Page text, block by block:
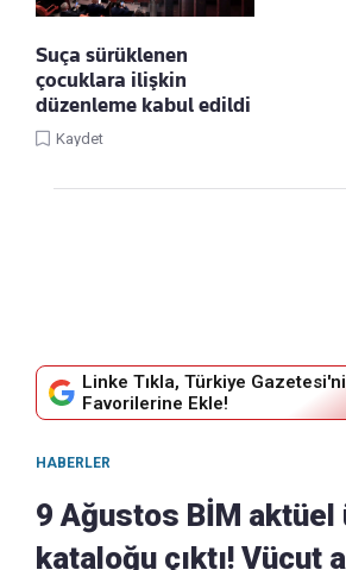
Suça sürüklenen
çocuklara ilişkin
düzenleme kabul edildi
Kaydet
Linke Tıkla, Türkiye
Favorilerine Ekle!
HABERLER
9 Ağustos BİM aktüel
kataloğu çıktı! Vücut